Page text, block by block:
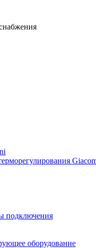
подключения
оборудование